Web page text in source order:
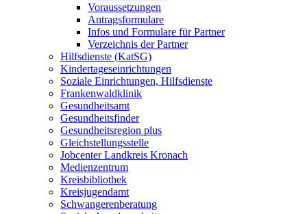
Voraussetzungen
Antragsformulare
Infos und Formulare für Partner
Verzeichnis der Partner
Hilfsdienste (KatSG)
Kindertageseinrichtungen
Soziale Einrichtungen, Hilfsdienste
Frankenwaldklinik
Gesundheitsamt
Gesundheitsfinder
Gesundheitsregion plus
Gleichstellungsstelle
Jobcenter Landkreis Kronach
Medienzentrum
Kreisbibliothek
Kreisjugendamt
Schwangerenberatung